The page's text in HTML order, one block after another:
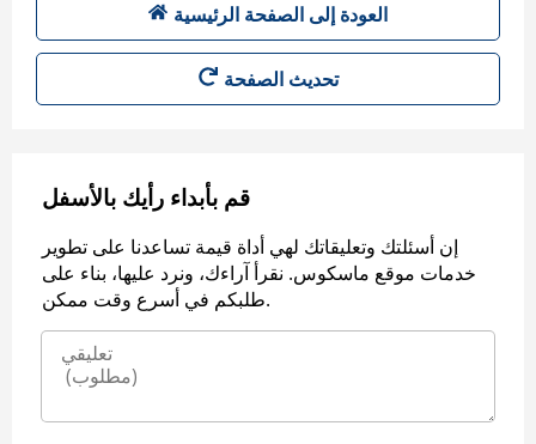
العودة إلى الصفحة الرئيسية
تحديث الصفحة
قم بأبداء رأيك بالأسفل
إن أسئلتك وتعليقاتك لهي أداة قيمة تساعدنا على تطوير
خدمات موقع ماسكوس. نقرأ آراءك، ونرد عليها، بناء على
طلبكم في أسرع وقت ممكن.